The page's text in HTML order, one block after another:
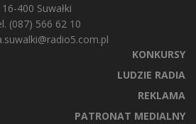
16-400 Suwałki
(087) 566 62 10
KONKURSY
LUDZIE RADIA
REKLAMA
PATRONAT MEDIALNY